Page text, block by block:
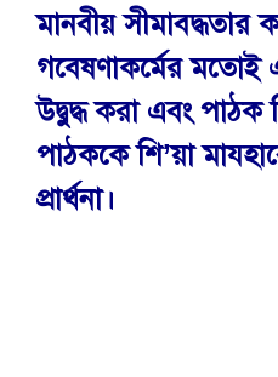
মানবীয়
গবেষণাকর্মের মতোই
উদ্বুদ্ধ করা এবং পাঠক
পাঠককে শি’য়া
প্রার্থনা।